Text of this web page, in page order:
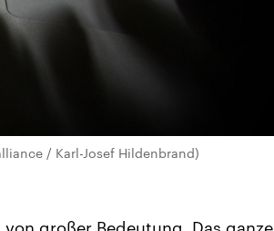
/ Karl-Josef Hildenbrand)